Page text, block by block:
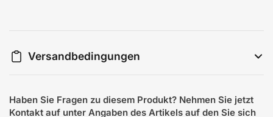
Versandbedingungen
Haben Sie Fragen zu diesem Produkt? Nehmen Sie jetzt
Kontakt auf unter Angaben des Artikels auf den Sie sich